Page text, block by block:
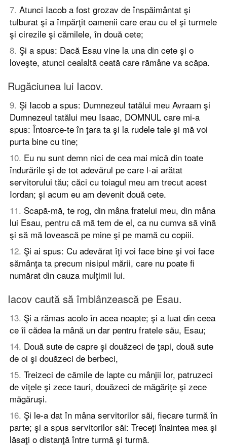
7. Atunci Iacob a fost grozav de înspăimântat şi
tulburat şi a împărţit oamenii care erau cu el şi turmele
şi cirezile şi cămilele, în două cete;
8. Şi a spus: Dacă Esau vine la una din cete şi o
loveşte, atunci cealaltă ceată care rămâne va scăpa.
Rugăciunea lui Iacov.
9. Şi Iacob a spus: Dumnezeul tatălui meu Avraam şi
Dumnezeul tatălui meu Isaac, DOMNUL care mi-a
spus: Întoarce-te în ţara ta şi la rudele tale şi mă voi
purta bine cu tine;
10. Eu nu sunt demn nici de cea mai mică din toate
îndurările şi de tot adevărul pe care l-ai arătat
servitorului tău; căci cu toiagul meu am trecut acest
Iordan; şi acum eu am devenit două cete.
11. Scapă-mă, te rog, din mâna fratelui meu, din mâna
lui Esau, pentru că mă tem de el, ca nu cumva să vină
şi să mă lovească pe mine şi pe mamă cu copiii.
12. Şi ai spus: Cu adevărat îţi voi face bine şi voi face
sămânţa ta precum nisipul mării, care nu poate fi
numărat din cauza mulţimii lui.
Iacov caută să îmblânzească pe Esau.
13. Şi a rămas acolo în acea noapte; şi a luat din ceea
ce îi cădea la mână un dar pentru fratele său, Esau;
14. Două sute de capre şi douăzeci de ţapi, două sute
de oi şi douăzeci de berbeci,
15. Treizeci de cămile de lapte cu mânjii lor, patruzeci
de viţele şi zece tauri, douăzeci de măgăriţe şi zece
măgăruşi.
16. Şi le-a dat în mâna servitorilor săi, fiecare turmă în
parte; şi a spus servitorilor săi: Treceţi înaintea mea şi
lăsaţi o distanţă între turmă şi turmă.